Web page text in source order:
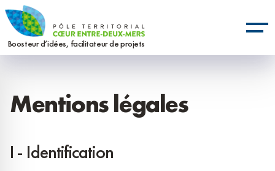
Aller
au
contenu
Boosteur d’idées, facilitateur de projets
Mentions légales
I - Identification
Panneau de gestion des cookies